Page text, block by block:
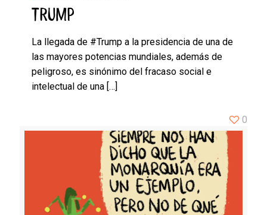
TRUMP
La llegada de #Trump a la presidencia de una de
las mayores potencias mundiales, además de
peligroso, es sinónimo del fracaso social e
intelectual de una […]
0